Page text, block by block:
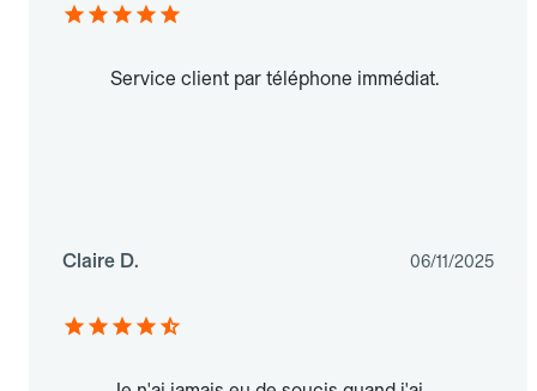
Service client par téléphone immédiat.
Claire D. 06/11/2025